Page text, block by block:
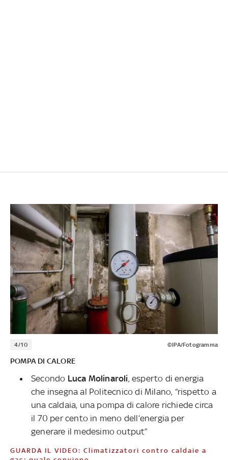
4/10 ©IPA/Fotogramma
POMPA DI CALORE
Secondo Luca Molinaroli, esperto di energia
che insegna al Politecnico di Milano, “rispetto a
una caldaia, una pompa di calore richiede circa
il 70 per cento in meno dell’energia per
generare il medesimo output”
GUARDA IL VIDEO: Climatizzatori contro caldaie a